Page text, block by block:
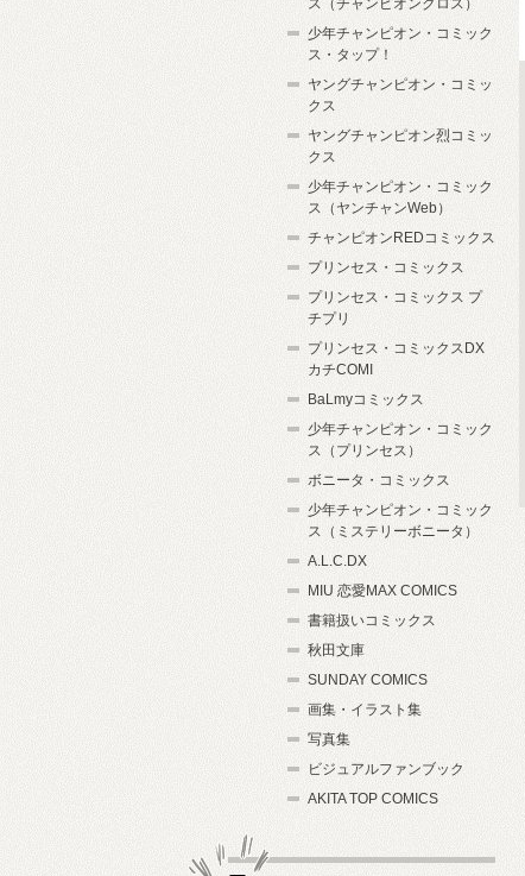
ス（チャンピオンクロス）
少年チャンピオン・コミック
ス・タップ！
ヤングチャンピオン・コミッ
クス
ヤングチャンピオン烈コミッ
クス
少年チャンピオン・コミック
ス（ヤンチャンWeb）
チャンピオンREDコミックス
プリンセス・コミックス
プリンセス・コミックス プ
チプリ
プリンセス・コミックスDX
カチCOMI
BaLmyコミックス
少年チャンピオン・コミック
ス（プリンセス）
ボニータ・コミックス
少年チャンピオン・コミック
ス（ミステリーボニータ）
A.L.C.DX
MIU 恋愛MAX COMICS
書籍扱いコミックス
秋田文庫
SUNDAY COMICS
画集・イラスト集
写真集
ビジュアルファンブック
AKITA TOP COMICS